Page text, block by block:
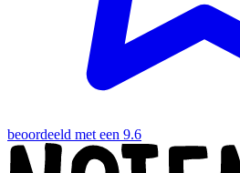
beoordeeld met een 9.6